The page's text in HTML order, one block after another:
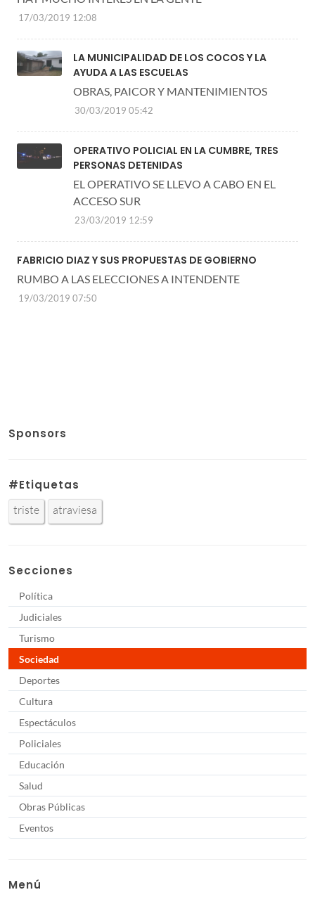
17/03/2019 12:08
LA MUNICIPALIDAD DE LOS COCOS Y LA
AYUDA A LAS ESCUELAS
OBRAS, PAICOR Y MANTENIMIENTOS
30/03/2019 05:42
OPERATIVO POLICIAL EN LA CUMBRE, TRES
PERSONAS DETENIDAS
EL OPERATIVO SE LLEVO A CABO EN EL
ACCESO SUR
23/03/2019 12:59
FABRICIO DIAZ Y SUS PROPUESTAS DE GOBIERNO
RUMBO A LAS ELECCIONES A INTENDENTE
19/03/2019 07:50
Sponsors
#Etiquetas
triste atraviesa
Secciones
Política
Judiciales
Turismo
Sociedad
Deportes
Cultura
Espectáculos
Policiales
Educación
Salud
Obras Públicas
Eventos
Menú